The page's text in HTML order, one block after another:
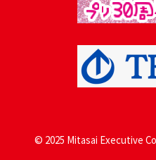
© 2025 Mitasai Executive